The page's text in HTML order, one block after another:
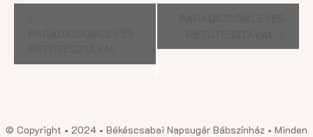
Esemény
© Copyright • 2024 • Békéscsabai Napsugár Bábszínház • Minden